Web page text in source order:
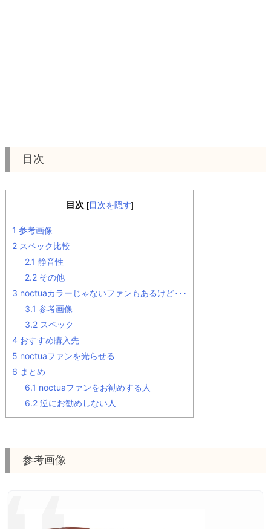
目次
目次 [目次を隠す]
1 参考画像
2 スペック比較
2.1 静音性
2.2 その他
3 noctuaカラーじゃないファンもあるけど･･･
3.1 参考画像
3.2 スペック
4 おすすめ購入先
5 noctuaファンを光らせる
6 まとめ
6.1 noctuaファンをお勧めする人
6.2 逆にお勧めしない人
参考画像